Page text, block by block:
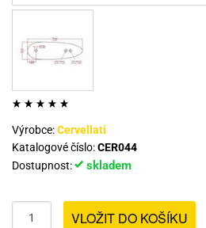
Výrobce:Cervellati
Katalogové číslo:CER044
Dostupnost:
skladem
VLOŽIT DO KOŠÍKU